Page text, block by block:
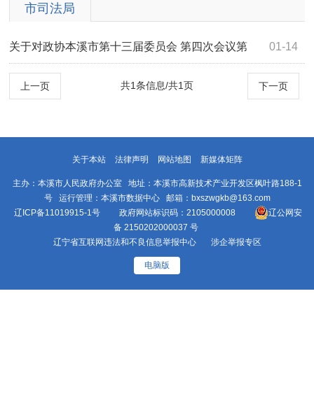
市司法局
01-14
关于对政协本溪市第十三届委员会 第四次会议第
4179号提案办理情况的答复 本司案字〔2021...
上一页 下一页
共1条信息/共1页
关于本站 法律声明 网站地图 新媒体矩阵
主办：本溪市人民政府办公室 地址：本溪市高新技术产业开发区枫叶路188-1
号 运行管理：本溪市数据中心 邮箱：bxszwgkb@163.com
辽ICP备11019915-1号 政府网站标识码：2105000008
辽公网安
备 2150202000037 号
辽宁省互联网违法和不良信息举报中心
涉企举报专区
电脑版